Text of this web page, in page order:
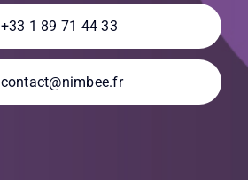
+33 1 89 71 44 33
contact@nimbee.fr